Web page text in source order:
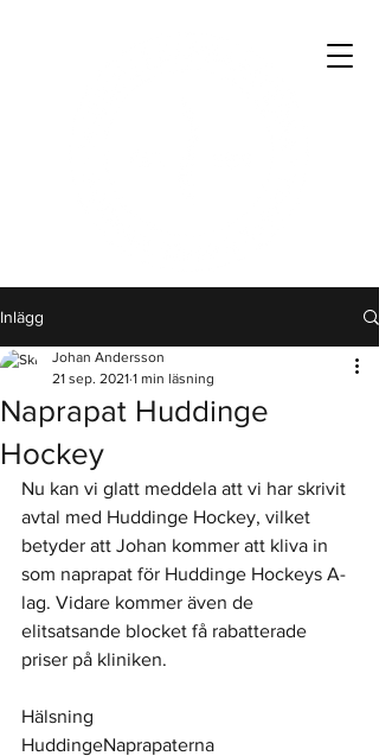
Inlägg
Naprapat Huddinge
Hockey
Johan Andersson
21 sep. 2021 1 min läsning
Nu kan vi glatt meddela att vi har skrivit
avtal med Huddinge Hockey, vilket
betyder att Johan kommer att kliva in
som naprapat för Huddinge Hockeys A-
lag. Vidare kommer även de
elitsatsande blocket få rabatterade
priser på kliniken.
Hälsning
HuddingeNaprapaterna